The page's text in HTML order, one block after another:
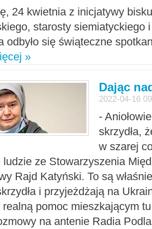
24 kwietnia z inicjatywy
starosty siemiatyckiego
odbyło się świąteczne
»
Dając
2022-04-16
-
skrzydła,
w szarej
ludzie ze Stowarzyszenia
Rajd Katyński. To są
i przyjeżdżają na
realną pomoc mieszkającym
na antenie Radia